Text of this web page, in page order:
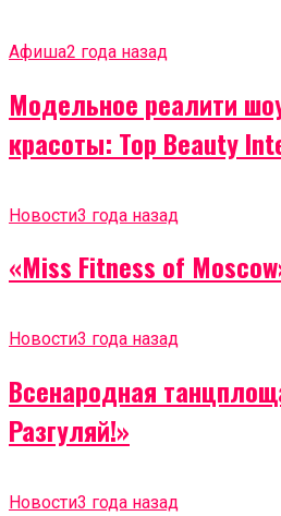
Афиша2 года назад
Модельное реалити
красоты: Top Beauty
Новости3 года назад
«Miss Fitness of
Новости3 года назад
Всенародная
Разгуляй!»
Новости3 года назад